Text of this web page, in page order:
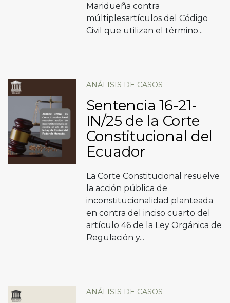
Maridueña contra
múltiplesartículos del Código
Civil que utilizan el término...
ANÁLISIS DE CASOS
Sentencia 16-21-
IN/25 de la Corte
Constitucional del
Ecuador
La Corte Constitucional resuelve
la acción pública de
inconstitucionalidad planteada
en contra del inciso cuarto del
artículo 46 de la Ley Orgánica de
Regulación y...
ANÁLISIS DE CASOS